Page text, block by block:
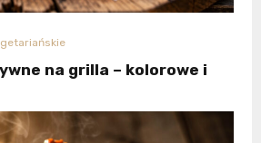
na grilla – kolorowe i